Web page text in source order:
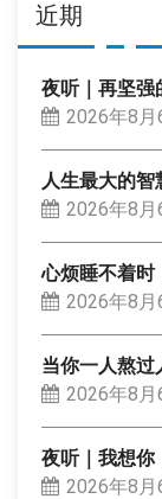
近期
夜听｜再坚强
2026年8月
人生最大的
2026年8月
心烦睡不着时
2026年8月
当你一人熬
2026年8月
夜听｜我想你
2026年8月